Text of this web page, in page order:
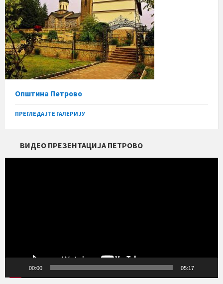
Општина Петрово
ПРЕГЛЕДАЈТЕ ГАЛЕРИЈУ
ВИДЕО ПРЕЗЕНТАЦИЈА ПЕТРОВО
00:00 05:17